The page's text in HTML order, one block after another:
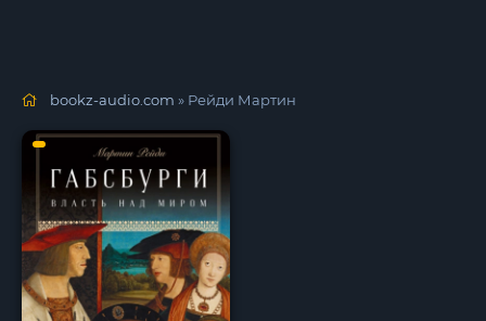
bookz-audio.com » Рейди Мартин